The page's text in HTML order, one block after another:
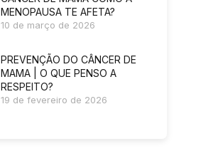
MENOPAUSA TE AFETA?
10 de março de 2026
PREVENÇÃO DO CÂNCER DE
MAMA | O QUE PENSO A
RESPEITO?
19 de fevereiro de 2026